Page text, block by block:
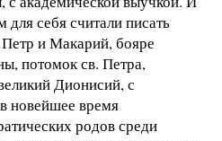
для себя считали писать
и Макарий, бояре
потомок св. Петра,
Дионисий, с
новейшее время
родов среди